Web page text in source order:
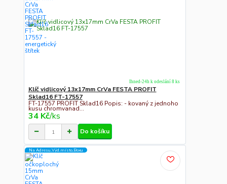
Klíč vidlicový 13x17mm CrVa FESTA PROFIT
Sklad16 FT-17557
FT-17557 PROFIT Sklad16 Popis: - kovaný z jednoho
kusu chromvanad...
34 Kč/ks
Ihned-24h k odeslání 8 ks
Do košíku
Na Adresu,Výd.místo,Boxu